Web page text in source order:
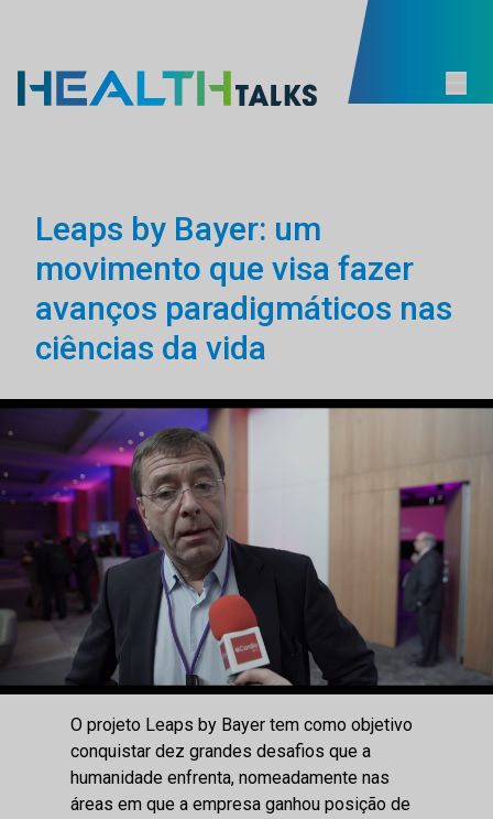
Leaps by Bayer: um
movimento que visa fazer
avanços paradigmáticos nas
ciências da vida
O projeto Leaps by Bayer tem como objetivo
conquistar dez grandes desafios que a
humanidade enfrenta, nomeadamente nas
áreas em que a empresa ganhou posição de